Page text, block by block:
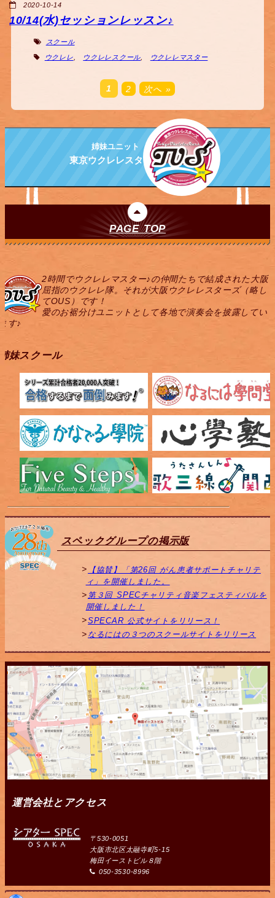
2020-10-14
10/14(水)セッションレッスン♪
スクール
ウクレレ ウクレレスクール, ウクレレマスター
1 2 次へ »
姉妹ユニット
東京ウクレレスターズ
PAGE TOP
2時間でウクレレマスター♪の仲間たちで結成された大阪
屈指のウクレレ隊。それが大阪ウクレレスターズ（略し
てOUS）です！
愛のお裾分けユニットとして各地で演奏会を披露してい
す♪
妹スクール
スペックグループの掲示版
【協賛】「第26回 がん患者サポートチャリテ
ィ」を開催しました。
第３回 SPECチャリティ音楽フェスティバルを
開催しました！
SPECAR 公式サイトをリリース！
なるにはの３つのスクールサイトをリリース
運営会社とアクセス
〒530-0051
大阪市北区太融寺町5-15
梅田イーストビル８階
050-3530-8996